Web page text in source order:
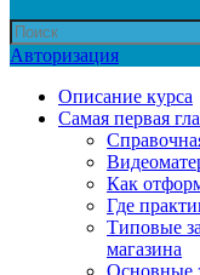
Авторизация
Описание курса
Самая первая
Как
Где
Типовые
магазина
Основные